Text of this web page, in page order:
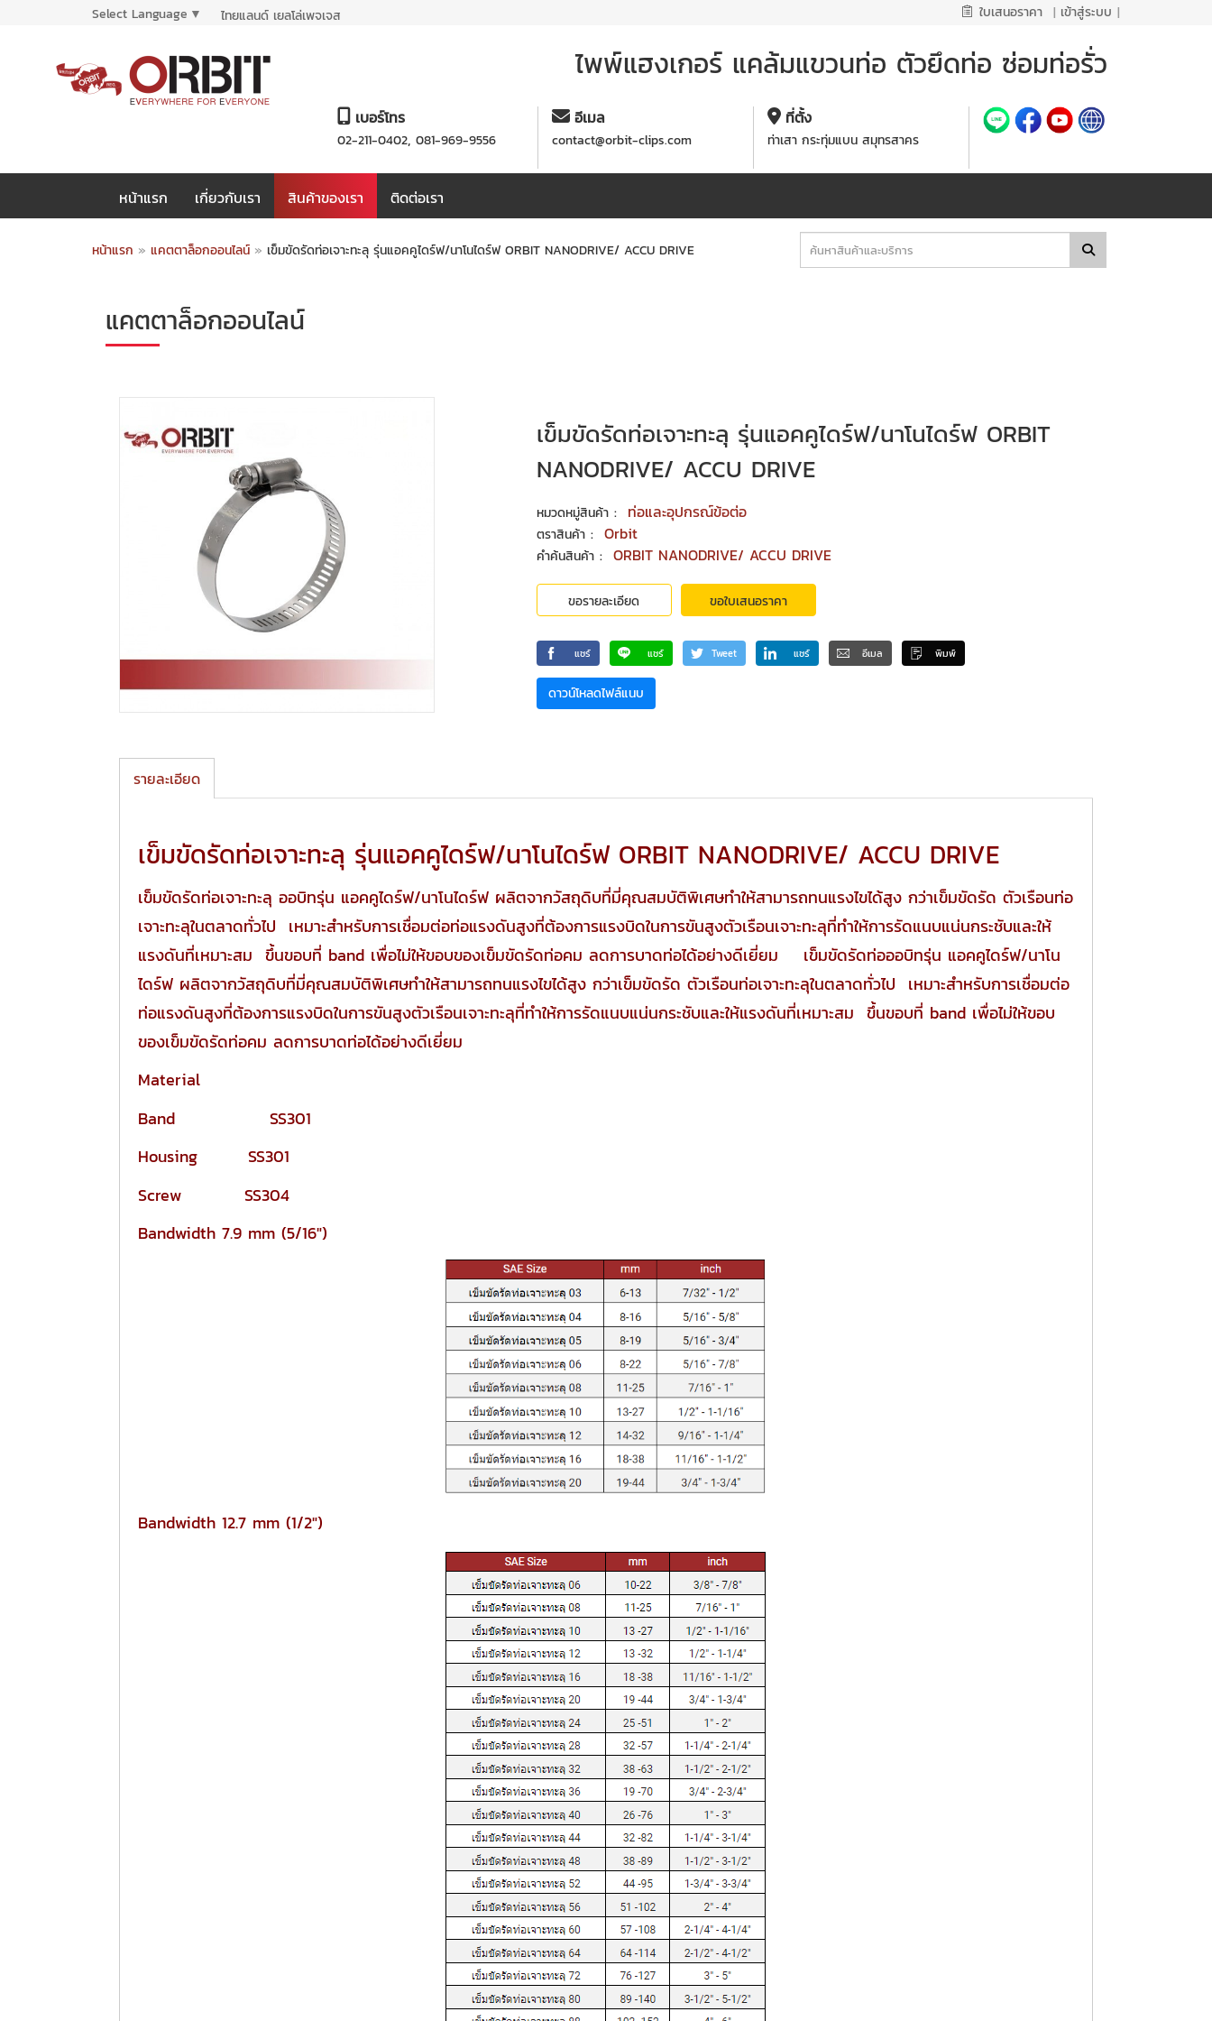
Select Language ▼ ไทยแลนด์ เยลโล่เพจเจส ใบเสนอราคา | เข้าสู่ระบบ |
ไพพ์แฮงเกอร์ แคล้มแขวนท่อ ตัวยึดท่อ ซ่อมท่อรั่ว
เบอร์โทร
02-211-0402, 081-969-9556
อีเมล
contact@orbit-clips.com
ที่ตั้ง
ท่าเสา กระทุ่มแบน สมุทรสาคร
หน้าแรก เกี่ยวกับเรา สินค้าของเรา ติดต่อเรา
หน้าแรก » แคตตาล็อกออนไลน์ » เข็มขัดรัดท่อเจาะทะลุ รุ่นแอคคูไดร์ฟ/นาโนไดร์ฟ ORBIT NANODRIVE/ ACCU DRIVE
แคตตาล็อกออนไลน์
เข็มขัดรัดท่อเจาะทะลุ รุ่นแอคคูไดร์ฟ/นาโนไดร์ฟ ORBIT
NANODRIVE/ ACCU DRIVE
หมวดหมู่สินค้า: ท่อและอุปกรณ์ข้อต่อ
ตราสินค้า: Orbit
คำค้นสินค้า: ORBIT NANODRIVE/ ACCU DRIVE
ขอรายละเอียด ขอใบเสนอราคา
แชร์ แชร์ Tweet แชร์ อีเมล พิมพ์
ดาวน์โหลดไฟล์แนบ
รายละเอียด
เข็มขัดรัดท่อเจาะทะลุ รุ่นแอคคูไดร์ฟ/นาโนไดร์ฟ ORBIT NANODRIVE/ ACCU DRIVE
เข็มขัดรัดท่อเจาะทะลุ ออบิทรุ่น แอคคูไดร์ฟ/นาโนไดร์ฟ ผลิตจากวัสถุดิบที่มี่คุณสมบัติพิเศษทำให้สามารถทนแรงไขได้สูง กว่าเข็มขัดรัด ตัวเรือนท่อ
เจาะทะลุในตลาดทั่วไป เหมาะสำหรับการเชื่อมต่อท่อแรงดันสูงที่ต้องการแรงบิดในการขันสูงตัวเรือนเจาะทะลุที่ทำให้การรัดแนบแน่นกระชับและให้
แรงดันที่เหมาะสม ขึ้นขอบที่ band เพื่อไม่ให้ขอบของเข็มขัดรัดท่อคม ลดการบาดท่อได้อย่างดีเยี่ยม เข็มขัดรัดท่อออบิทรุ่น แอคคูไดร์ฟ/นาโน
ไดร์ฟ ผลิตจากวัสถุดิบที่มี่คุณสมบัติพิเศษทำให้สามารถทนแรงไขได้สูง กว่าเข็มขัดรัด ตัวเรือนท่อเจาะทะลุในตลาดทั่วไป เหมาะสำหรับการเชื่อมต่อ
ท่อแรงดันสูงที่ต้องการแรงบิดในการขันสูงตัวเรือนเจาะทะลุที่ทำให้การรัดแนบแน่นกระชับและให้แรงดันที่เหมาะสม ขึ้นขอบที่ band เพื่อไม่ให้ขอบ
ของเข็มขัดรัดท่อคม ลดการบาดท่อได้อย่างดีเยี่ยม
Material
Band SS301
Housing SS301
Screw SS304
Bandwidth 7.9 mm (5/16")
Bandwidth 12.7 mm (1/2")